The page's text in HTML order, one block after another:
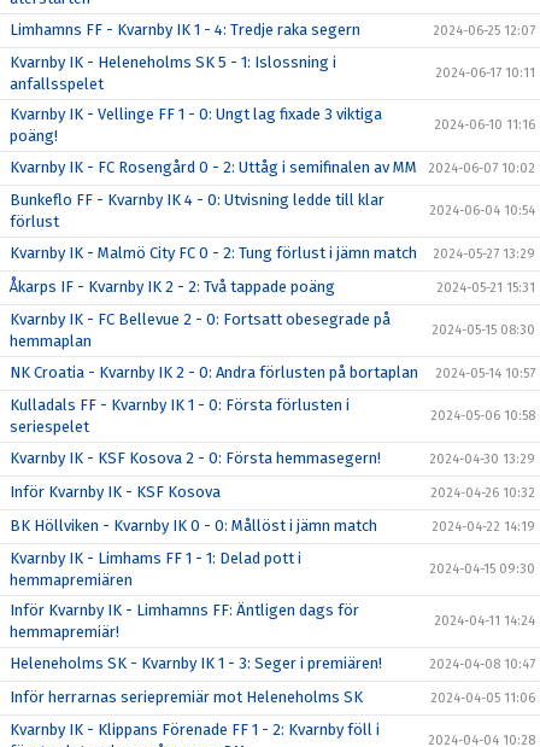
Limhamns FF - Kvarnby IK 1 - 4: Tredje raka segern
2024-06-25 12:07
Kvarnby IK - Heleneholms SK 5 - 1: Islossning i
anfallsspelet
2024-06-17 10:11
Kvarnby IK - Vellinge FF 1 - 0: Ungt lag fixade 3 viktiga
poäng!
2024-06-10 11:16
Kvarnby IK - FC Rosengård 0 - 2: Uttåg i semifinalen av MM 2024-06-07 10:02
Bunkeflo FF - Kvarnby IK 4 - 0: Utvisning ledde till klar
förlust
2024-06-04 10:54
Kvarnby IK - Malmö City FC 0 - 2: Tung förlust i jämn match 2024-05-27 13:29
Åkarps IF - Kvarnby IK 2 - 2: Två tappade poäng 2024-05-21 15:31
Kvarnby IK - FC Bellevue 2 - 0: Fortsatt obesegrade på
hemmaplan
2024-05-15 08:30
NK Croatia - Kvarnby IK 2 - 0: Andra förlusten på bortaplan 2024-05-14 10:57
Kulladals FF - Kvarnby IK 1 - 0: Första förlusten i
seriespelet
2024-05-06 10:58
Kvarnby IK - KSF Kosova 2 - 0: Första hemmasegern! 2024-04-30 13:29
Inför Kvarnby IK - KSF Kosova 2024-04-26 10:32
BK Höllviken - Kvarnby IK 0 - 0: Mållöst i jämn match 2024-04-22 14:19
Kvarnby IK - Limhams FF 1 - 1: Delad pott i
hemmapremiären
2024-04-15 09:30
Inför Kvarnby IK - Limhamns FF: Äntligen dags för
hemmapremiär!
2024-04-11 14:24
Heleneholms SK - Kvarnby IK 1 - 3: Seger i premiären! 2024-04-08 10:47
Inför herrarnas seriepremiär mot Heleneholms SK 2024-04-05 11:06
Kvarnby IK - Klippans Förenade FF 1 - 2: Kvarnby föll i
2024-04-04 10:28